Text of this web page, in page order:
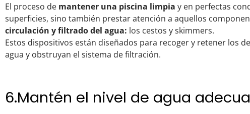
El proceso de mantener una piscina limpia y en perfectas
superficies, sino también prestar atención a aquellos
circulación y filtrado del agua: los cestos y skimmers.
Estos dispositivos están diseñados para recoger y retener los
agua y obstruyan el sistema de filtración.
6.Mantén el nivel de agua